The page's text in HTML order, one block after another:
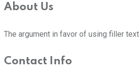
About Us
The argument in favor of using filler
Contact Info